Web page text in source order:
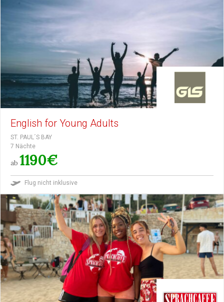
English for Young Adults
ST. PAUL´S BAY
7 Nächte
ab 1190€
Flug nicht inklusive